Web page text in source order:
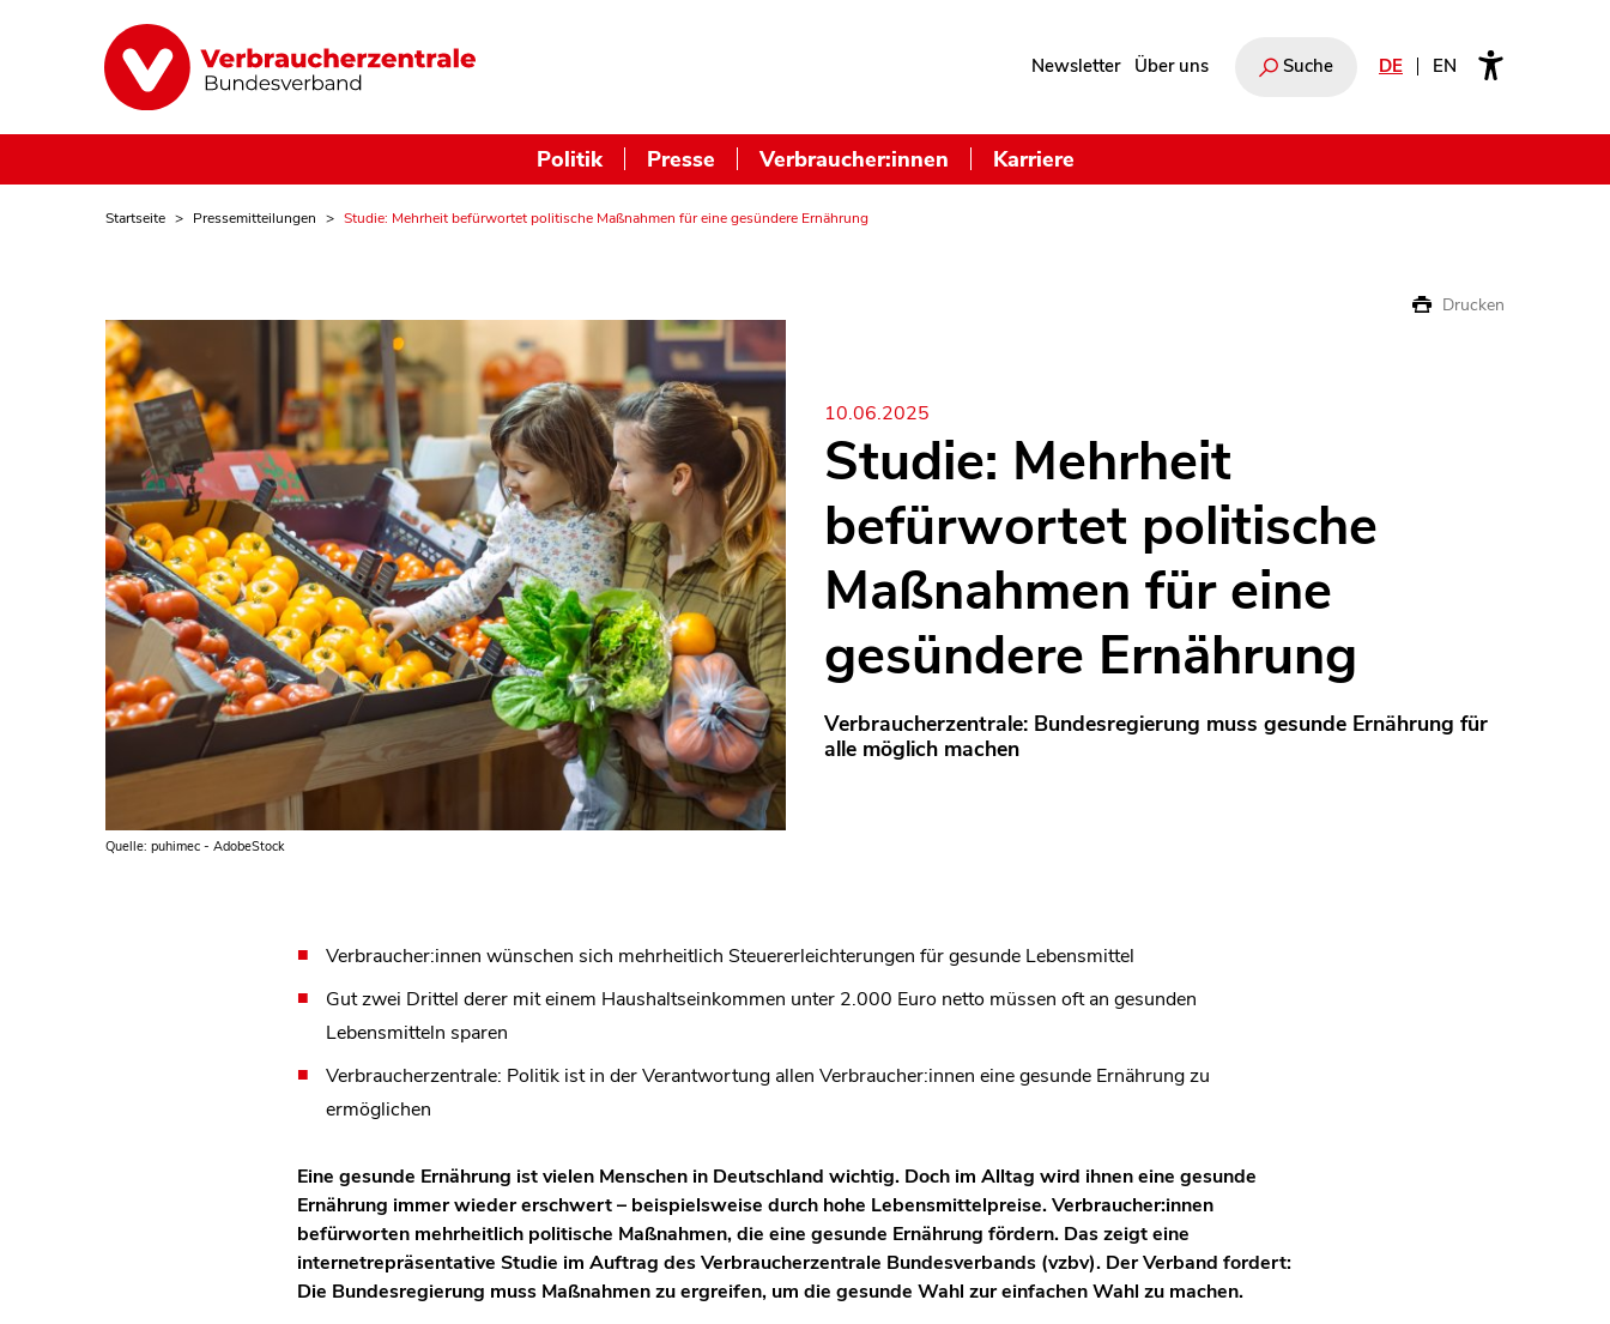
Newsletter Über uns Suche DE EN
Politik Presse Verbraucher:innen Karriere
Startseite Pressemitteilungen Studie: Mehrheit befürwortet politische Maßnahmen für eine gesündere Ernährung
Drucken
Quelle: puhimec - AdobeStock
10.06.2025
Studie: Mehrheit
befürwortet politische
Maßnahmen für eine
gesündere Ernährung
Verbraucherzentrale: Bundesregierung muss gesunde Ernährung für
alle möglich machen
Verbraucher:innen wünschen sich mehrheitlich Steuererleichterungen für gesunde Lebensmittel
Gut zwei Drittel derer mit einem Haushaltseinkommen unter 2.000 Euro netto müssen oft an gesunden
Lebensmitteln sparen
Verbraucherzentrale: Politik ist in der Verantwortung allen Verbraucher:innen eine gesunde Ernährung zu
ermöglichen
Eine gesunde Ernährung ist vielen Menschen in Deutschland wichtig. Doch im Alltag wird ihnen eine gesunde
Ernährung immer wieder erschwert – beispielsweise durch hohe Lebensmittelpreise. Verbraucher:innen
befürworten mehrheitlich politische Maßnahmen, die eine gesunde Ernährung fördern. Das zeigt eine
internetrepräsentative Studie im Auftrag des Verbraucherzentrale Bundesverbands (vzbv). Der Verband fordert:
Die Bundesregierung muss Maßnahmen zu ergreifen, um die gesunde Wahl zur einfachen Wahl zu machen.